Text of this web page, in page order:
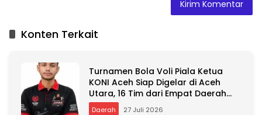
e Konten Terkait
Turnamen Bola Voli Piala Ketua
KONI Aceh Siap Digelar di Aceh
Utara, 16 Tim dari Empat Daerah
Ambil Bagian
Daerah 27 Juli 2026